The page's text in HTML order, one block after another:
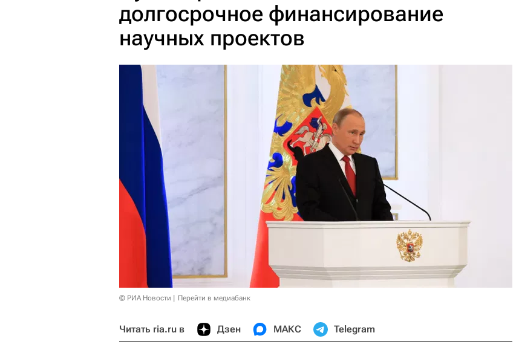
долгосрочное финансирование
научных проектов
© РИА Новости Перейти в медиабанк
Читать ria.ru в Дзен МАКС Telegram